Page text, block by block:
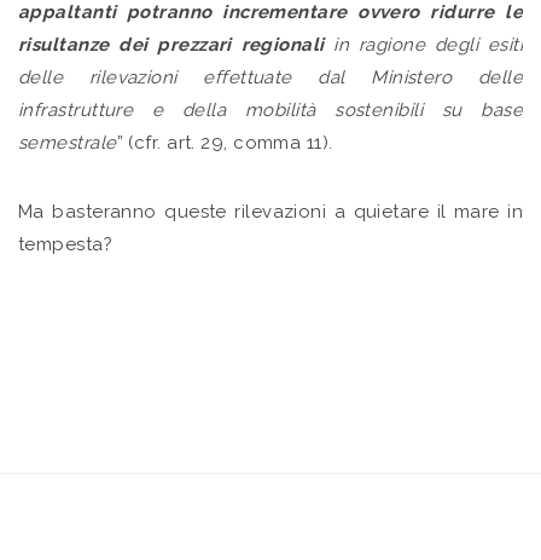
appaltanti potranno incrementare ovvero ridurre le
risultanze dei prezzari regionaliin ragione degli esiti
delle rilevazioni effettuate dal Ministero delle
infrastrutture e della mobilità sostenibili su base
semestrale” (cfr. art. 29, comma 11).
Ma basteranno queste rilevazioni a quietare il mare in
tempesta?